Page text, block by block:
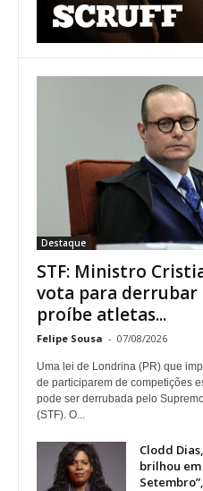
STF:
para
que
Destaque
STF: Ministro
vota para derrubar
proíbe atletas...
Felipe Sousa - 07/08/2026
Uma lei de Londrina (PR) que
de participarem de competições
pode ser derrubada pelo
(STF). O...
Clodd
brilhou em